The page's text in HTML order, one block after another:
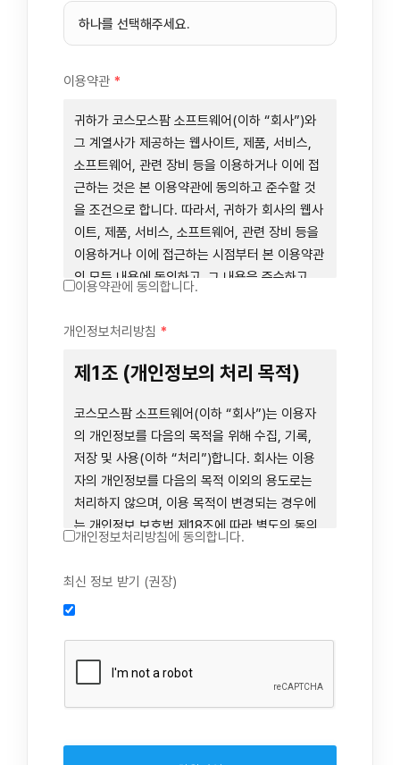
이용약관 *
귀하가 코스모스팜 소프트웨어(이하 “회사”)와
그 계열사가 제공하는 웹사이트, 제품, 서비스,
소프트웨어, 관련 장비 등을 이용하거나 이에 접
근하는 것은 본 이용약관에 동의하고 준수할 것
을 조건으로 합니다. 따라서, 귀하가 회사의 웹사
이트, 제품, 서비스, 소프트웨어, 관련 장비 등을
이용하거나 이에 접근하는 시점부터 본 이용약관
의 모든 내용에 동의하고, 그 내용을 준수하고,
귀하가 본 이용약관에 동의하지 않을 경우에는
련 장비 등을 이용하거나 이에 접근하는 행위를
즉시 중단하여야 합니다. 그러므로, 서비스 사용
전에 본 이용약관의 내용을 주의 깊게 읽으시기
바랍니다.
제1장 총칙
제1조 (목적)
웹사이트, 관련 소프트웨어 및 장비 등을 통하여
제공하는 "사이드톡" 서비스와 관련하여 회사와
사항을 규정함을 목적으로 합니다.
이용약관에 동의합니다.
개인정보처리방침 *
제1조 (개인정보의 처리 목적)
코스모스팜 소프트웨어(이하 “회사”)는 이용자
의 개인정보를 다음의 목적을 위해 수집, 기록,
저장 및 사용(이하 “처리”)합니다. 회사는 이용
자의 개인정보를 다음의 목적 이외의 용도로는
처리하지 않으며, 이용 목적이 변경되는 경우에
는 개인정보 보호법 제18조에 따라 별도의 동의
를 받는 등 법령상 필요한 조치를 이행합니다.
인 동의 진행, 이용자 및 법정대리인의 본인 확
인, 이용자 식별, 회원탈퇴 의사의 확인
2. 약관 위반 행위 등을 포함하여 서비스의 원활
한 운영에 지장을 주는 행위에 대한 방지 및 제
재, 계정도용 방지, 약관 개정 등의 고지사항 전
달, 분쟁조정을 위한 기록 보존, 민원처리 등 이
3. 서비스 이용기록과 접속 빈도 분석, 서비스 이
개인정보처리방침에 동의합니다.
최신 정보 받기 (권장)